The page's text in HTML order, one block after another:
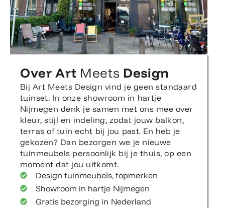
Over Art Meets Design
Bij Art Meets Design vind je geen standaard
tuinset. In onze showroom in hartje
Nijmegen denk je samen met ons mee over
kleur, stijl en indeling, zodat jouw balkon,
terras of tuin echt bij jou past. En heb je
gekozen? Dan bezorgen we je nieuwe
tuinmeubels persoonlijk bij je thuis, op een
moment dat jou uitkomt.
Design tuinmeubels, topmerken
Showroom in hartje Nijmegen
Gratis bezorging in Nederland